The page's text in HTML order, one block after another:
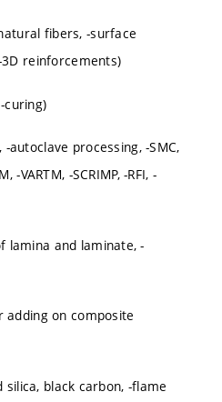
fibers, -surface
reinforcements)
curing)
autoclave processing, -SMC,
-SCRIMP, -RFI, -
lamina and laminate, -
on composite
black carbon, -flame